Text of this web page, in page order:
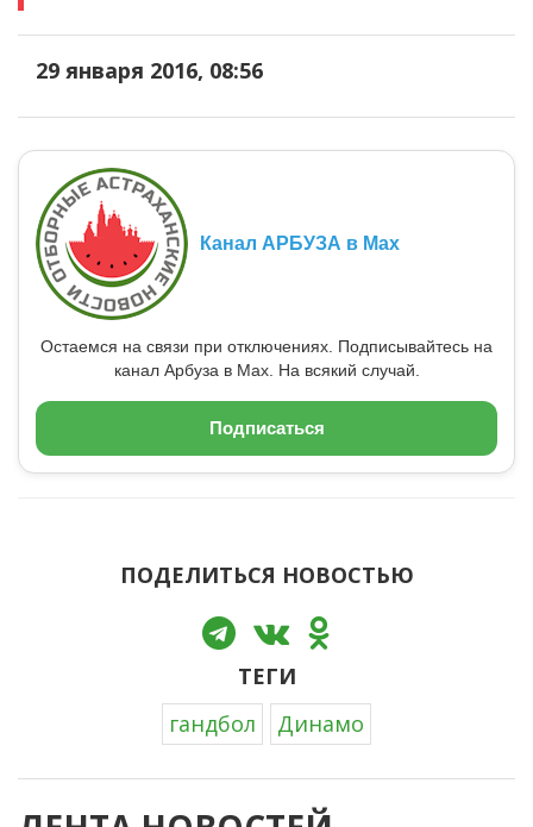
29 января 2016, 08:56
Канал АРБУЗА в Max
Остаемся на связи при отключениях. Подписывайтесь на
канал Арбуза в Max. На всякий случай.
Подписаться
ПОДЕЛИТЬСЯ НОВОСТЬЮ
ТЕГИ
гандбол
Динамо